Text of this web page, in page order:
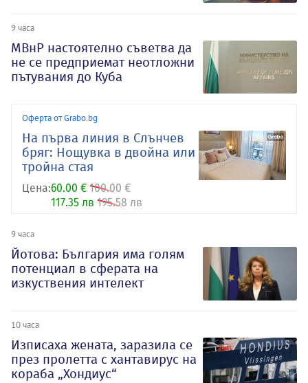
9 часа
МВнР настоятелно съветва да
не се предприемат неотложни
пътувания до Куба
Оферта от Grabo.bg
На първа линия в Слънчев
бряг: Нощувка в двойна или
тройна стая
Цена:60.00 € 100.00 €
117.35 лв 195.58 лв
9 часа
Йотова: България има голям
потенциал в сферата на
изкуствения интелект
10 часа
Изписаха жената, заразила се
през пролетта с хантавирус на
кораба „Хондиус“